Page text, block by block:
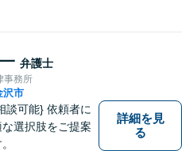
る人は、一度弁
いてもらうこと
決のきっかけを
できるかもしれ
弁護士
事務所
沢市
談可能} 依頼者に
選択肢をご提案
詳細を見
る